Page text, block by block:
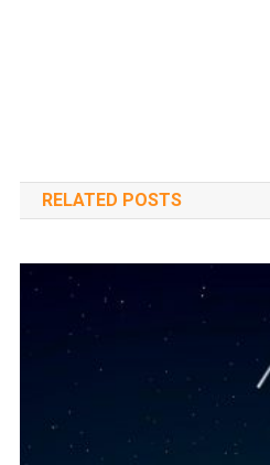
RELATED POSTS